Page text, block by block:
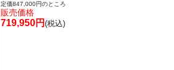
定価847,000円のところ
販売価格
719,950円 (税込)